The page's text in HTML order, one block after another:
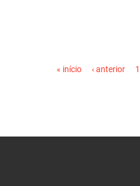
« início ‹ anterior 1